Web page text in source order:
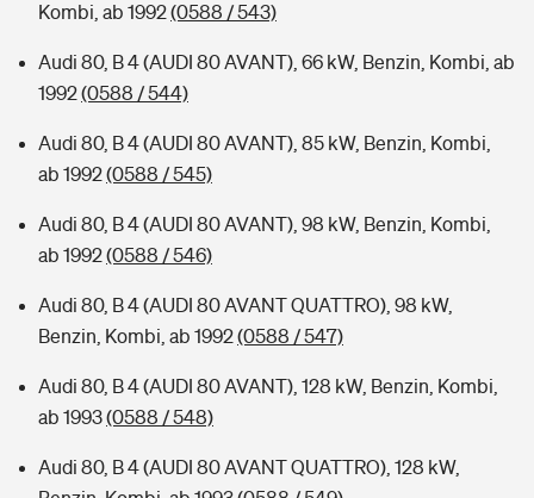
Kombi, ab 1992(0588 / 543)
Audi 80, B 4 (AUDI 80 AVANT), 66 kW, Benzin, Kombi, ab
1992(0588 / 544)
Audi 80, B 4 (AUDI 80 AVANT), 85 kW, Benzin, Kombi,
ab 1992(0588 / 545)
Audi 80, B 4 (AUDI 80 AVANT), 98 kW, Benzin, Kombi,
ab 1992(0588 / 546)
Audi 80, B 4 (AUDI 80 AVANT QUATTRO), 98 kW,
Benzin, Kombi, ab 1992(0588 / 547)
Audi 80, B 4 (AUDI 80 AVANT), 128 kW, Benzin, Kombi,
ab 1993(0588 / 548)
Audi 80, B 4 (AUDI 80 AVANT QUATTRO), 128 kW,